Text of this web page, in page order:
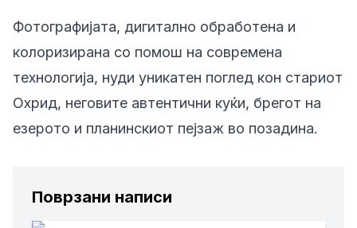
Фотографијата, дигитално обработена и
колоризирана со помош на современа
технологија, нуди уникатен поглед кон стариот
Охрид, неговите автентични куќи, брегот на
езерото и планинскиот пејзаж во позадина.
Поврзани написи